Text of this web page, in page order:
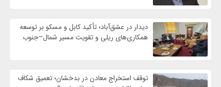
دیدار در عشق‌آباد؛ تأکید کابل و مسکو بر توسعه
همکاری‌های ریلی و تقویت مسیر شمال–جنوب
توقف استخراج معادن در بدخشان؛ تعمیق شکاف